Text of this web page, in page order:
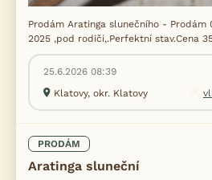
Prodám Aratinga slunečního - Prodám
2025 ,pod rodiči,.Perfektní stav.Cena
25.6.2026 08:39
Klatovy, okr. Klatovy
PRODÁM
Aratinga sluneční